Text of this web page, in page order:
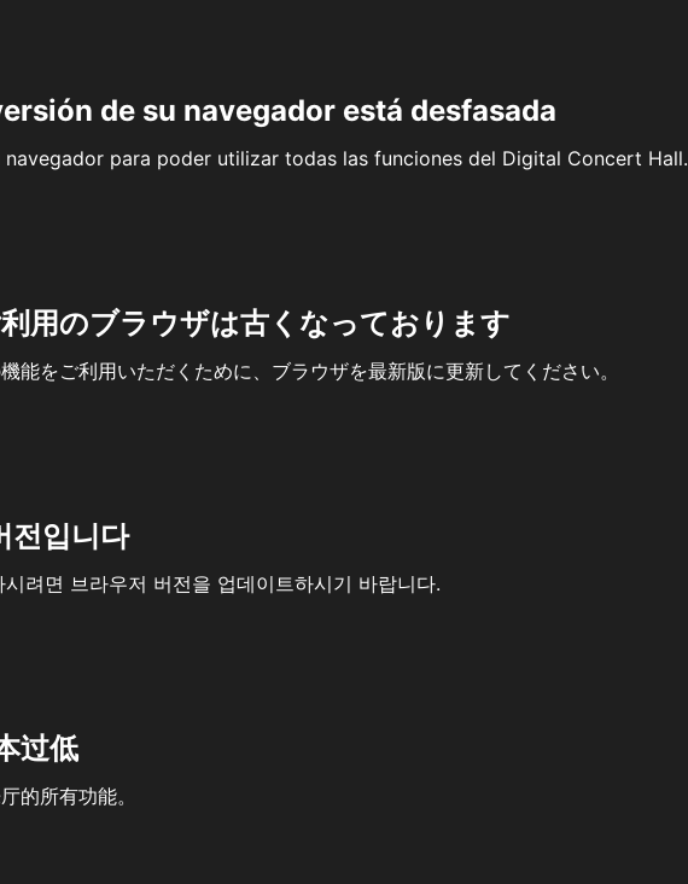
de su navegador está desfasada
para poder utilizar todas las funciones del Digital Concert Hall.
用のブラウザは古くなっております
能をご利用いただくために、ブラウザを最新版に更新してください。
전입니다
려면 브라우저 버전을 업데이트하시기 바랍니다.
过低
的所有功能。